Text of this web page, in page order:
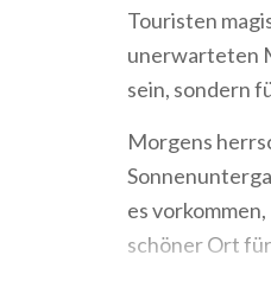
Touristen
unerwarteten
sein, sondern
Morgens
es
schöner Ort